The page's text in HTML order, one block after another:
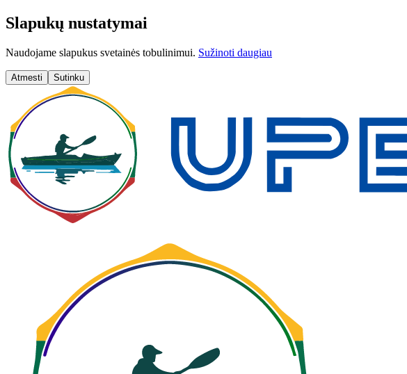
Slapukų nustatymai
Naudojame slapukus svetainės tobulinimui. Sužinoti daugiau
Atmesti Sutinku